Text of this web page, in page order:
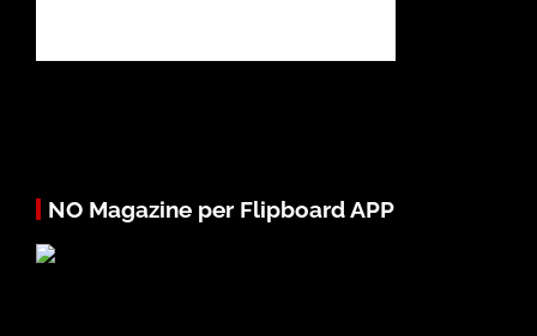
NO Magazine per Flipboard APP